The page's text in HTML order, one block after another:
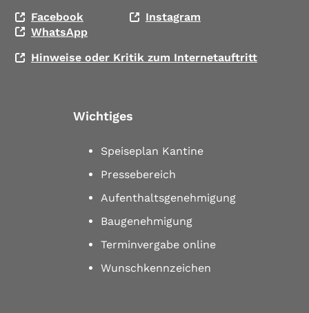
Facebook
Instagram
WhatsApp
Hinweise oder Kritik zum Internetauftritt
Wichtiges
Speiseplan Kantine
Pressebereich
Aufenthaltsgenehmigung
Baugenehmigung
Terminvergabe online
Wunschkennzeichen